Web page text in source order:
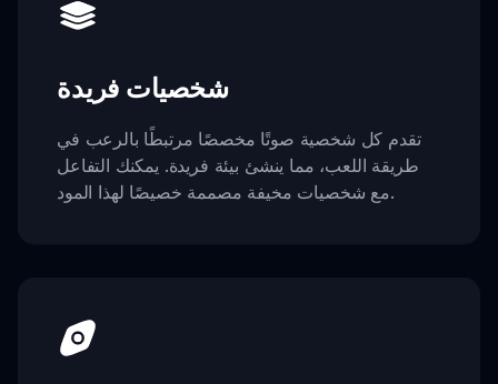
شخصيات فريدة
تقدم كل شخصية صوتًا مخصصًا مرتبطًا بالرعب في
طريقة اللعب، مما ينشئ بيئة فريدة. يمكنك التفاعل
مع شخصيات مخيفة مصممة خصيصًا لهذا المود.